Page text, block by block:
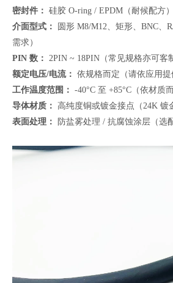
密封件： 硅胶 O-ring / EPDM（耐候配方）
介面型式：
圆形 M8/M12、矩形、BNC、
需求）
PIN 数： 2PIN ~ 18PIN（常见规格亦可客
额定电压/电流： 依规格而定（请依应用提
工作温度范围： -40°C 至 +85°C（依材质而
导体材质：
高纯度铜或镀金接点（24K 镀
表面处理：
防盐雾处理 / 抗腐蚀涂层（选